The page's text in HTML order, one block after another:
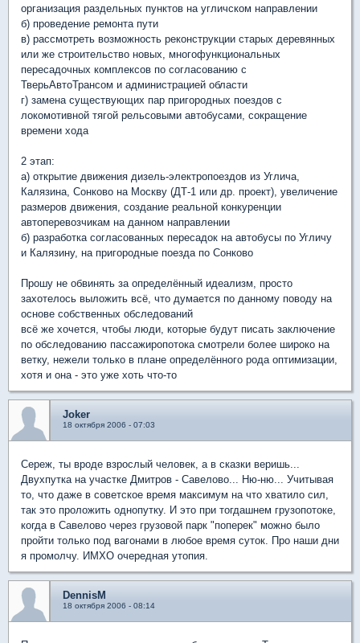
организация раздельных пунктов на угличском направлении
б) проведение ремонта пути
в) рассмотреть возможность реконструкции старых деревянных
или же строительство новых, многофункциональных
пересадочных комплексов по согласованию с
ТверьАвтоТрансом и администрацией области
г) замена существующих пар пригородных поездов с
локомотивной тягой рельсовыми автобусами, сокращение
времени хода
2 этап:
а) открытие движения дизель-электропоездов из Углича,
Калязина, Сонково на Москву (ДТ-1 или др. проект), увеличение
размеров движения, создание реальной конкуренции
автоперевозчикам на данном направлении
б) разработка согласованных пересадок на автобусы по Угличу
и Калязину, на пригородные поезда по Сонково
Прошу не обвинять за определённый идеализм, просто
захотелось выложить всё, что думается по данному поводу на
основе собственных обследований
всё же хочется, чтобы люди, которые будут писать заключение
по обследованию пассажиропотока смотрели более широко на
ветку, нежели только в плане определённого рода оптимизации,
хотя и она - это уже хоть что-то
Joker
18 октября 2006 - 07:03
Сереж, ты вроде взрослый человек, а в сказки веришь...
Двухпутка на участке Дмитров - Савелово... Ню-ню... Учитывая
то, что даже в советское время максимум на что хватило сил,
так это проложить однопутку. И это при тогдашнем грузопотоке,
когда в Савелово через грузовой парк "поперек" можно было
пройти только под вагонами в любое время суток. Про наши дни
я промолчу. ИМХО очередная утопия.
DennisM
18 октября 2006 - 08:14